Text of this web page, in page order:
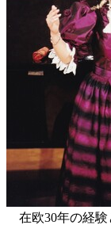
在欧30年の経験